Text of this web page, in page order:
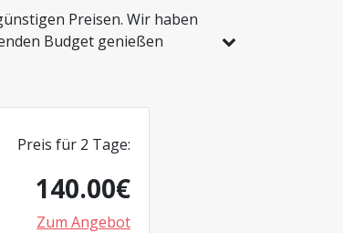
Preisen. Wir haben
Budget genießen
Preis für 2 Tage:
140.00€
Zum Angebot